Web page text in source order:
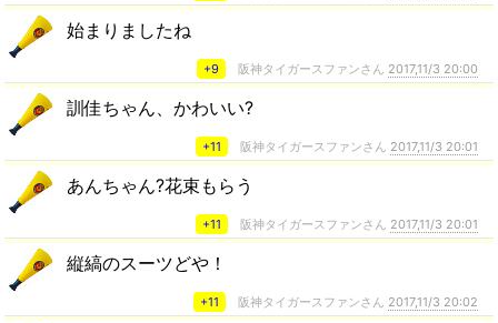
始まりましたね
+9 阪神タイガースファンさん 2017,11/3 20:00
訓佳ちゃん、かわいい?
+11 阪神タイガースファンさん 2017,11/3 20:01
あんちゃん?花束もらう
+11 阪神タイガースファンさん 2017,11/3 20:01
縦縞のスーツどや！
+11 阪神タイガースファンさん 2017,11/3 20:02